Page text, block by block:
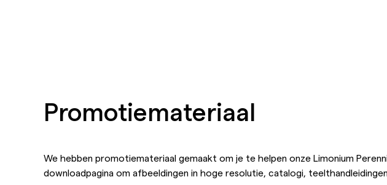
Promotiemateriaal
We hebben promotiemateriaal gemaakt om je te helpen onze Limonium
downloadpagina om afbeeldingen in hoge resolutie, catalogi,